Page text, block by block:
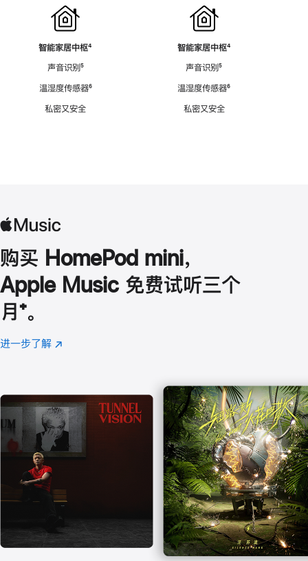
智能家居中枢脚
⁴
声音识别脚
⁵
温湿度传感器脚
⁶
私密又安全
智能家居中枢脚
⁴
声音识别脚
⁵
温湿度传感器脚
⁶
私密又安全
购买 HomePod mini，
Apple Music 免费试听三个
月 脚
注
⁺。
进一步了解 Apple
(在
口
中
打
开)